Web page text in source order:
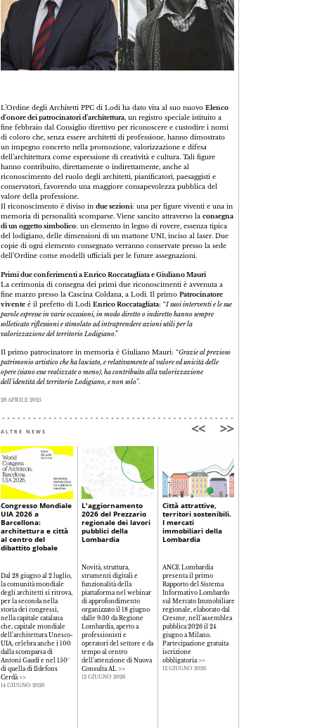
L’Ordine degli Architetti PPC di Lodi ha dato vita al suo nuovoElenco
d’onore dei patrocinatori d’architettura, un registro speciale istituito a
fine febbraio dal Consiglio direttivo per riconoscere e custodire i nomi
di coloro che, senza essere architetti di professione, hanno dimostrato
un impegno concreto nella promozione, valorizzazione e difesa
dell’architettura come espressione di creatività e cultura. Tali figure
hanno contribuito, direttamente o indirettamente, anche al
riconoscimento del ruolo degli architetti, pianificatori, paesaggisti e
conservatori, favorendo una maggiore consapevolezza pubblica del
valore della professione.
Il riconoscimento è diviso indue sezioni: una per figure viventi e una in
memoria di personalità scomparse. Viene sancito attraverso laconsegna
di un oggetto simbolico: un elemento in legno di rovere, essenza tipica
del lodigiano, delle dimensioni di un mattone UNI, inciso al laser. Due
copie di ogni elemento consegnato verranno conservate presso la sede
dell’Ordine come modelli ufficiali per le future assegnazioni.
Primi due conferimenti a Enrico Roccatagliata e Giuliano Mauri
La cerimonia di consegna dei primi due riconoscimenti è avvenuta a
fine marzo presso la Cascina Coldana, a Lodi. Il primoPatrocinatore
vivente è il prefetto di LodiEnrico Roccatagliata: “I suoi interventi e le sue
parole espresse in varie occasioni, in modo diretto o indiretto hanno sempre
solleticato riflessioni e stimolato ad intraprendere azioni utili per la
valorizzazione del territorio Lodigiano.”
Il primo patrocinatore in memoria è Giuliano Mauri: “Grazie al prezioso
patrimonio artistico che ha lasciato, e relativamente al valore ed unicità delle
opere (siano esse realizzate o meno), ha contribuito alla valorizzazione
dell’identità del territorio Lodigiano, e non solo”.
28 APRILE 2025
ALTRE NEWS
Congresso Mondiale
UIA 2026 a
Barcellona:
architettura e città
al centro del
dibattito globale
Dal 28 giugno al 2 luglio,
la comunità mondiale
degli architetti si ritrova,
per la seconda nella
storia dei congressi,
nella capitale catalana
che, capitale mondiale
dell’architettura Unesco-
UIA, celebra anche i 100
dalla scomparsa di
Antoni Gaudí e nel 150°
di quella di Ildefons
Cerdà >>
14 GIUGNO 2026
L'aggiornamento
2026 del Prezzario
regionale dei lavori
pubblici della
Lombardia
Novità, struttura,
strumenti digitali e
funzionalità della
piattaforma nel webinar
di approfondimento
organizzato il 18 giugno
dalle 9:30 da Regione
Lombardia, aperto a
professionisti e
operatori del settore e da
tempo al centro
dell’attenzione di Nuova
Consulta AL>>
12 GIUGNO 2026
Città attrattive,
territori sostenibili.
I mercati
immobiliari della
Lombardia
ANCE Lombardia
presenta il primo
Rapporto del Sistema
Informativo Lombardo
sul Mercato Immobiliare
regionale, elaborato dal
Cresme, nell’assemblea
pubblica 2026 il 24
giugno a Milano.
Partecipazione gratuita
iscrizione
obbligatoria>>
12 GIUGNO 2026